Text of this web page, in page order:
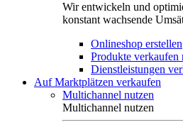
Wir entwickeln und
konstant wachsende
Onlineshop erstellen
Produkte verkaufen
Dienstleistungen
Auf Marktplätzen verkaufen
Multichannel nutzen
Multichannel nutzen